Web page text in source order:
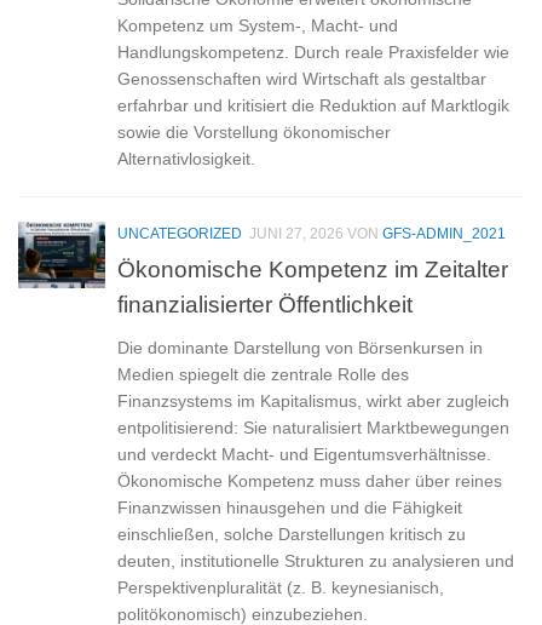
Kompetenz um System-, Macht- und
Handlungskompetenz. Durch reale Praxisfelder wie
Genossenschaften wird Wirtschaft als gestaltbar
erfahrbar und kritisiert die Reduktion auf Marktlogik
sowie die Vorstellung ökonomischer
Alternativlosigkeit.
UNCATEGORIZED JUNI 27, 2026 VON GFS-ADMIN_2021
Ökonomische Kompetenz im Zeitalter
finanzialisierter Öffentlichkeit
Die dominante Darstellung von Börsenkursen in
Medien spiegelt die zentrale Rolle des
Finanzsystems im Kapitalismus, wirkt aber zugleich
entpolitisierend: Sie naturalisiert Marktbewegungen
und verdeckt Macht- und Eigentumsverhältnisse.
Ökonomische Kompetenz muss daher über reines
Finanzwissen hinausgehen und die Fähigkeit
einschließen, solche Darstellungen kritisch zu
deuten, institutionelle Strukturen zu analysieren und
Perspektivenpluralität (z. B. keynesianisch,
politökonomisch) einzubeziehen.